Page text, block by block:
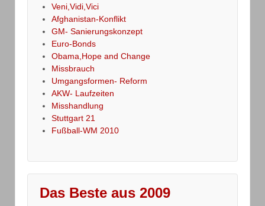
Veni,Vidi,Vici
Afghanistan-Konflikt
GM- Sanierungskonzept
Euro-Bonds
Obama,Hope and Change
Missbrauch
Umgangsformen- Reform
AKW- Laufzeiten
Misshandlung
Stuttgart 21
Fußball-WM 2010
Das Beste aus 2009